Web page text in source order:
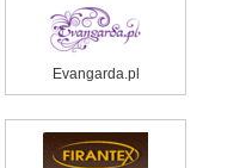
Evangarda.pl